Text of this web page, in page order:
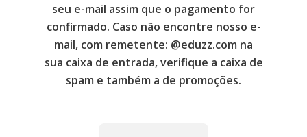
seu e-mail assim que o pagamento for
confirmado. Caso não encontre nosso e-
mail, com remetente: @eduzz.com na
sua caixa de entrada, verifique a caixa de
spam e também a de promoções.